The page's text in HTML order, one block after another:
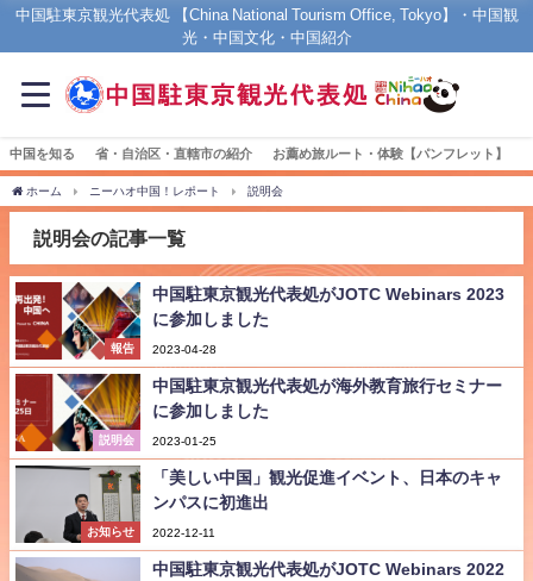
中国駐東京観光代表処 【China National Tourism Office, Tokyo】・中国観
光・中国文化・中国紹介
中国を知る 省・自治区・直轄市の紹介 お薦め旅ルート・体験【パンフレット】
ホーム ニーハオ中国！レポート 説明会
説明会の記事一覧
報告
中国駐東京観光代表処がJOTC Webinars 2023
に参加しました
2023-04-28
説明会
中国駐東京観光代表処が海外教育旅行セミナー
に参加しました
2023-01-25
お知らせ
「美しい中国」観光促進イベント、日本のキャ
ンパスに初進出
2022-12-11
中国駐東京観光代表処がJOTC Webinars 2022